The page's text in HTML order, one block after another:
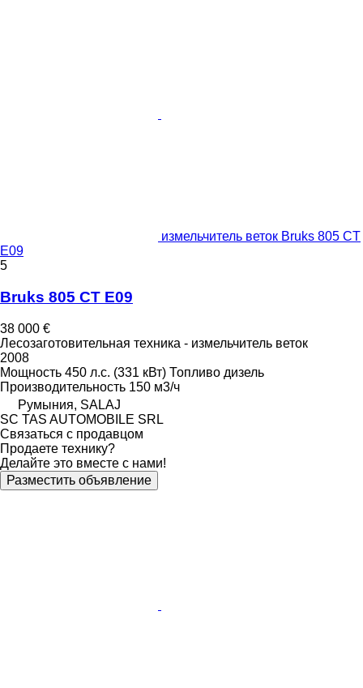
измельчитель веток Bruks 805 CT
E09
5
Bruks 805 CT E09
38 000 €
Лесозаготовительная техника - измельчитель веток
2008
Мощность 450 л.с. (331 кВт) Топливо дизель
Производительность 150 м3/ч
Румыния, SALAJ
SC TAS AUTOMOBILE SRL
Связаться с продавцом
Продаете технику?
Делайте это вместе с нами!
Разместить объявление